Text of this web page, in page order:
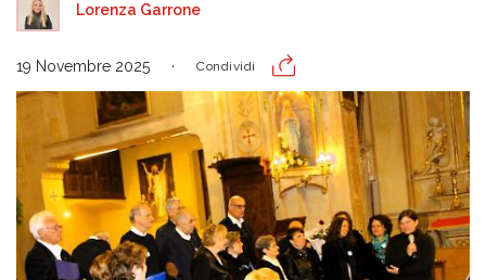
Lorenza Garrone
19 Novembre 2025 Condividi